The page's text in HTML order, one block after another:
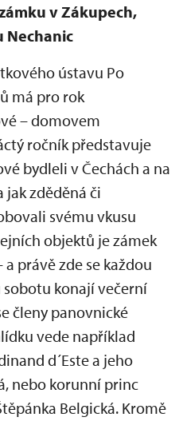
v Zákupech,
Nechanic
ústavu Po
má pro rok
– domovem
ročník představuje
bydleli v Čechách a na
jak zděděná či
svému vkusu
objektů je zámek
právě zde se každou
konají večerní
členy panovnické
vede například
d´Este a jeho
nebo korunní princ
Belgická. Kromě